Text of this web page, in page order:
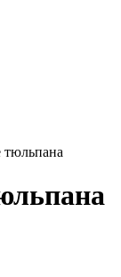
тюльпана